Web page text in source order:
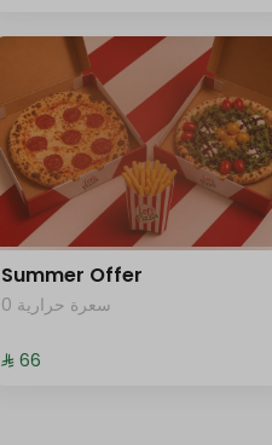
Summer Offer
0 سعرة حرارية
⁨⁦‪‬ 66⁩
+ ⁨⁦‪‬ 18⁩